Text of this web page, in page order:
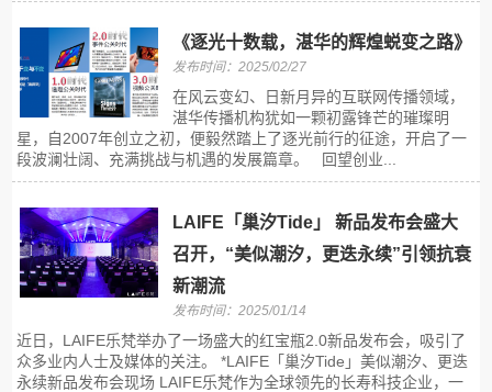
《逐光十数载，湛华的辉煌蜕变之路》
发布时间：2025/02/27
在风云变幻、日新月异的互联网传播领域，
湛华传播机构犹如一颗初露锋芒的璀璨明
星，自2007年创立之初，便毅然踏上了逐光前行的征途，开启了一
段波澜壮阔、充满挑战与机遇的发展篇章。 回望创业...
LAIFE「巢汐Tide」 新品发布会盛大
召开，“美似潮汐，更迭永续”引领抗衰
新潮流
发布时间：2025/01/14
近日，LAIFE乐梵举办了一场盛大的红宝瓶2.0新品发布会，吸引了
众多业内人士及媒体的关注。 *LAIFE「巢汐Tide」美似潮汐、更迭
永续新品发布会现场 LAIFE乐梵作为全球领先的长寿科技企业，一